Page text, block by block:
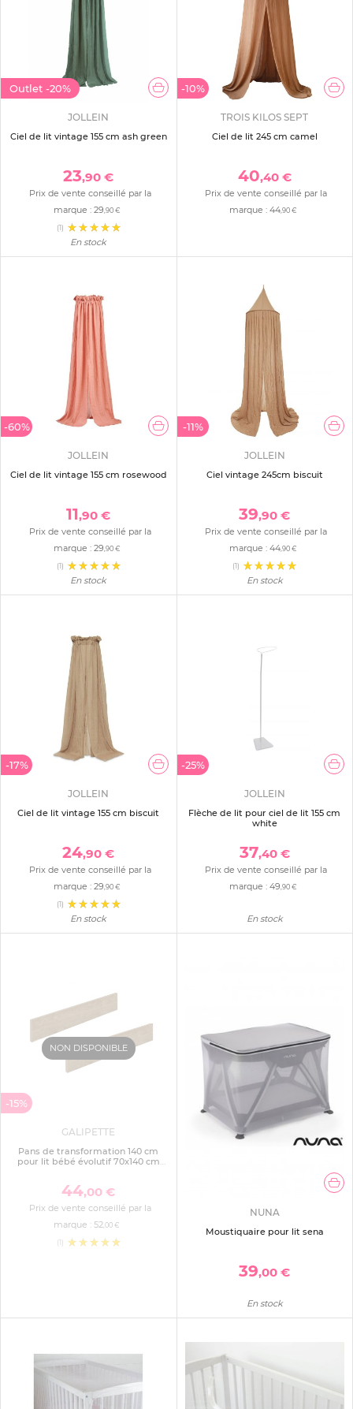
Outlet -20%
JOLLEIN
Ciel de lit vintage 155 cm ash green
23,90 €
Prix de vente conseillé par la
marque : 29,90 €
(1)
En stock
-10%
TROIS KILOS SEPT
Ciel de lit 245 cm camel
40,40 €
Prix de vente conseillé par la
marque : 44,90 €
-60%
JOLLEIN
Ciel de lit vintage 155 cm rosewood
11,90 €
Prix de vente conseillé par la
marque : 29,90 €
(1)
En stock
-11%
JOLLEIN
Ciel vintage 245cm biscuit
39,90 €
Prix de vente conseillé par la
marque : 44,90 €
(1)
En stock
-17%
JOLLEIN
Ciel de lit vintage 155 cm biscuit
24,90 €
Prix de vente conseillé par la
marque : 29,90 €
(1)
En stock
-25%
JOLLEIN
Flèche de lit pour ciel de lit 155 cm
white
37,40 €
Prix de vente conseillé par la
marque : 49,90 €
En stock
NON DISPONIBLE
-15%
GALIPETTE
Pans de transformation 140 cm
pour lit bébé évolutif 70x140 cm
44,00 €
Prix de vente conseillé par la
marque : 52,00 €
(1)
NUNA
Moustiquaire pour lit sena
39,00 €
En stock